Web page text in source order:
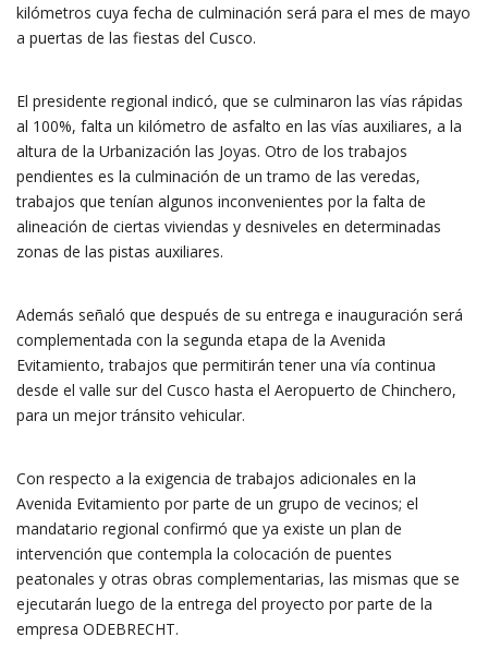
kilómetros cuya fecha de culminación será para el mes de mayo
a puertas de las fiestas del Cusco.
El presidente regional indicó, que se culminaron las vías rápidas
al 100%, falta un kilómetro de asfalto en las vías auxiliares, a la
altura de la Urbanización las Joyas. Otro de los trabajos
pendientes es la culminación de un tramo de las veredas,
trabajos que tenían algunos inconvenientes por la falta de
alineación de ciertas viviendas y desniveles en determinadas
zonas de las pistas auxiliares.
Además señaló que después de su entrega e inauguración será
complementada con la segunda etapa de la Avenida
Evitamiento, trabajos que permitirán tener una vía continua
desde el valle sur del Cusco hasta el Aeropuerto de Chinchero,
para un mejor tránsito vehicular.
Con respecto a la exigencia de trabajos adicionales en la
Avenida Evitamiento por parte de un grupo de vecinos; el
mandatario regional confirmó que ya existe un plan de
intervención que contempla la colocación de puentes
peatonales y otras obras complementarias, las mismas que se
ejecutarán luego de la entrega del proyecto por parte de la
empresa ODEBRECHT.